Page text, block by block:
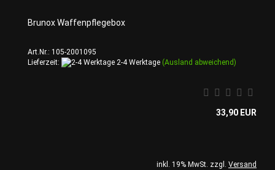
Brunox Waffenpflegebox
Art.Nr.: 105-2001095
Lieferzeit:
2-4 Werktage (Ausland abweichend)
33,90 EUR
inkl. 19% MwSt. zzgl. Versand